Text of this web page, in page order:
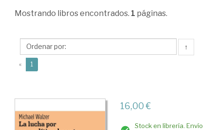
Walzer,
Mostrando libros encontrados. 1 páginas.
↑
« 1
16,00 €
Stock en librería. Envío